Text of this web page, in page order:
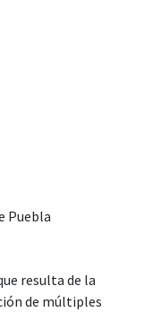
Puebla
resulta de la
de múltiples